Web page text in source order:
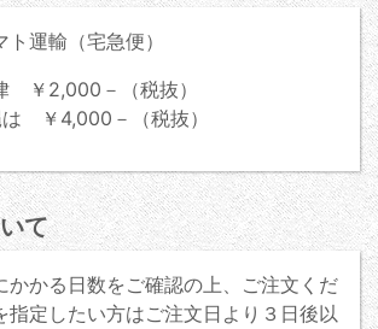
運輸（宅急便）
￥2,000－（税抜）
￥4,000－（税抜）
て
かかる日数をご確認の上、ご注文くだ
指定したい方はご注文日より３日後以